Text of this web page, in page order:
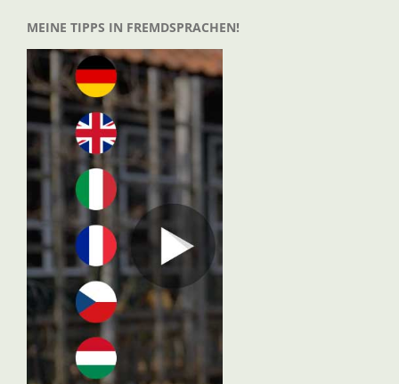
MEINE TIPPS IN FREMDSPRACHEN!